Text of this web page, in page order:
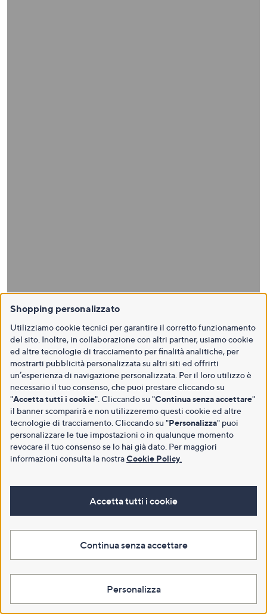
Shopping personalizzato
Utilizziamo cookie tecnici per garantire il corretto funzionamento
del sito. Inoltre, in collaborazione con altri partner, usiamo cookie
ed altre tecnologie di tracciamento per finalità analitiche, per
mostrarti pubblicità personalizzata su altri siti ed offrirti
un’esperienza di navigazione personalizzata. Per il loro utilizzo è
necessario il tuo consenso, che puoi prestare cliccando su
"Accetta tutti i cookie". Cliccando su "Continua senza accettare"
il banner scomparirà e non utilizzeremo questi cookie ed altre
tecnologie di tracciamento. Cliccando su "Personalizza" puoi
personalizzare le tue impostazioni o in qualunque momento
revocare il tuo consenso se lo hai già dato. Per maggiori
informazioni consulta la nostraCookie Policy
Accetta tutti i cookie
Continua senza accettare
Personalizza